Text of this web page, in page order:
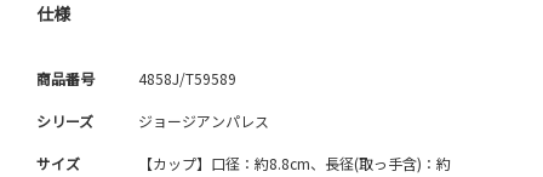
仕様
商品番号 4858J/T59589
シリーズ ジョージアンパレス
サイズ
【カップ】口径：約8.8cm、長径(取っ手含)：約